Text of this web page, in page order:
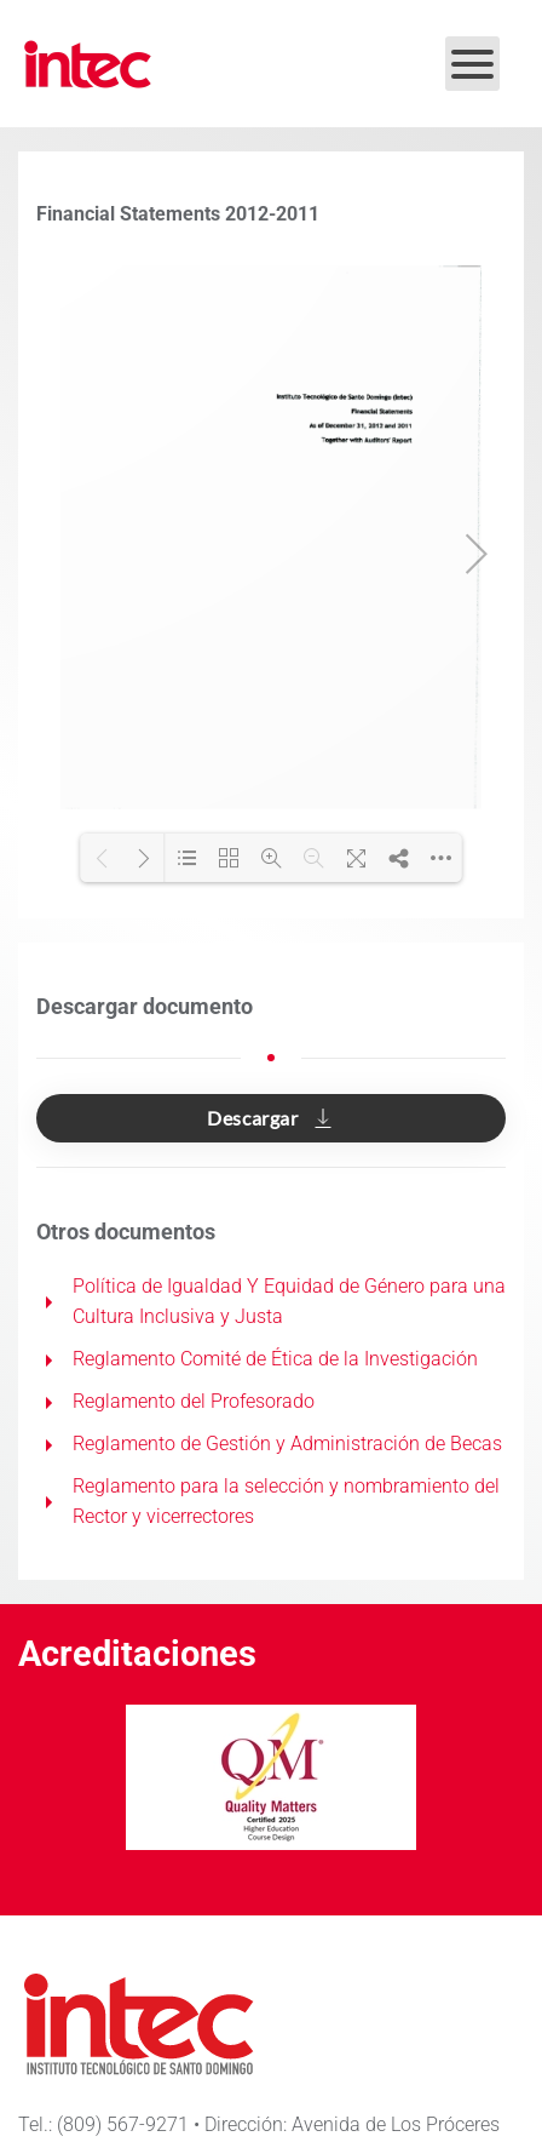
Skip to main content
Financial Statements 2012-2011
Descargar documento
Descargar
Otros documentos
Política de Igualdad Y Equidad de Género para una
Cultura Inclusiva y Justa
Reglamento Comité de Ética de la Investigación
Reglamento del Profesorado
Reglamento de Gestión y Administración de Becas
Reglamento para la selección y nombramiento del
Rector y vicerrectores
Acreditaciones
Tel.: (809) 567-9271 • Dirección: Avenida de Los Próceres